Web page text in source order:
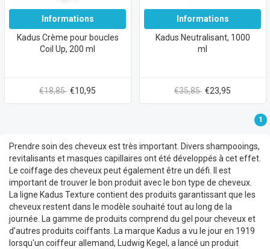
Informations
Kadus Crème pour boucles
Coil Up, 200 ml
€18,85 €10,95
Informations
Kadus Neutralisant, 1000
ml
€35,85 €23,95
1
Prendre soin des cheveux est très important. Divers shampooings,
revitalisants et masques capillaires ont été développés à cet effet.
Le coiffage des cheveux peut également être un défi. Il est
important de trouver le bon produit avec le bon type de cheveux.
La ligne Kadus Texture contient des produits garantissant que les
cheveux restent dans le modèle souhaité tout au long de la
journée. La gamme de produits comprend du gel pour cheveux et
d’autres produits coiffants. La marque Kadus a vu le jour en 1919
lorsqu'un coiffeur allemand, Ludwig Kegel, a lancé un produit